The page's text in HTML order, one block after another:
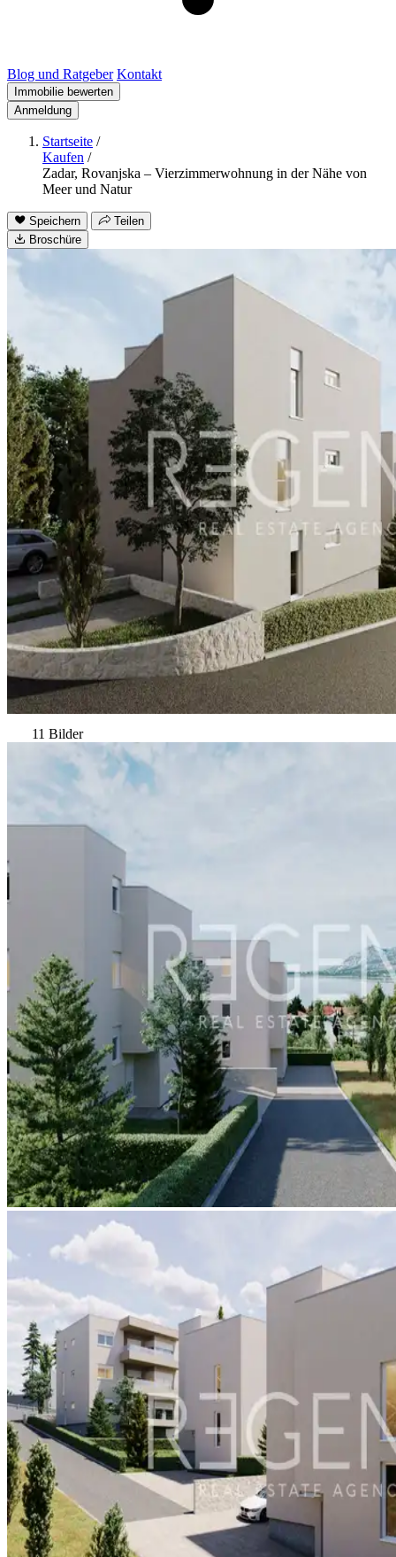
Blog und Ratgeber Kontakt
Immobilie bewerten
Anmeldung
Startseite /
Kaufen /
Zadar, Rovanjska – Vierzimmerwohnung in der Nähe von
Meer und Natur
Speichern
Teilen
Broschüre
11 Bilder